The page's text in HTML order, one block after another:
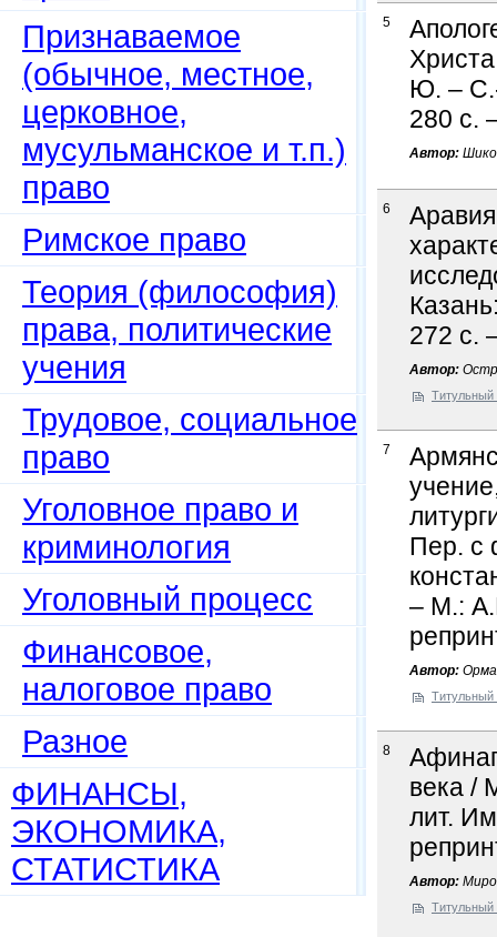
Признаваемое
(обычное, местное,
церковное,
мусульманское и т.п.)
право
Римское право
Теория (философия)
права, политические
учения
Трудовое, социальное
право
Уголовное право и
криминология
Уголовный процесс
Финансовое,
налоговое право
Разное
ФИНАНСЫ,
ЭКОНОМИКА,
СТАТИСТИКА
5
Ю. –
280 с.
Автор:
6
272 c.
Автор:
Титульный
7
Пер. с
– М.:
Автор:
Титульный
8
века /
лит.
Автор:
Титульный